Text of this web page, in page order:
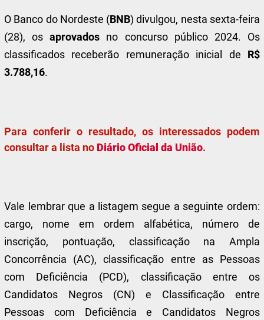
O Banco do Nordeste (BNB) divulgou, nesta sexta-feira
(28), osaprovados no concurso público 2024. Os
classificados receberão remuneração inicial de R$
3.788,16.
Para conferir o resultado, os interessados podem
consultar a lista no Diário Oficial da União.
Vale lembrar que a listagem segue a seguinte ordem:
cargo, nome em ordem alfabética, número de
inscrição, pontuação, classificação na Ampla
Concorrência (AC), classificação entre as Pessoas
com Deficiência (PCD), classificação entre os
Candidatos Negros (CN) e Classificação entre
Pessoas com Deficiência e Candidatos Negros